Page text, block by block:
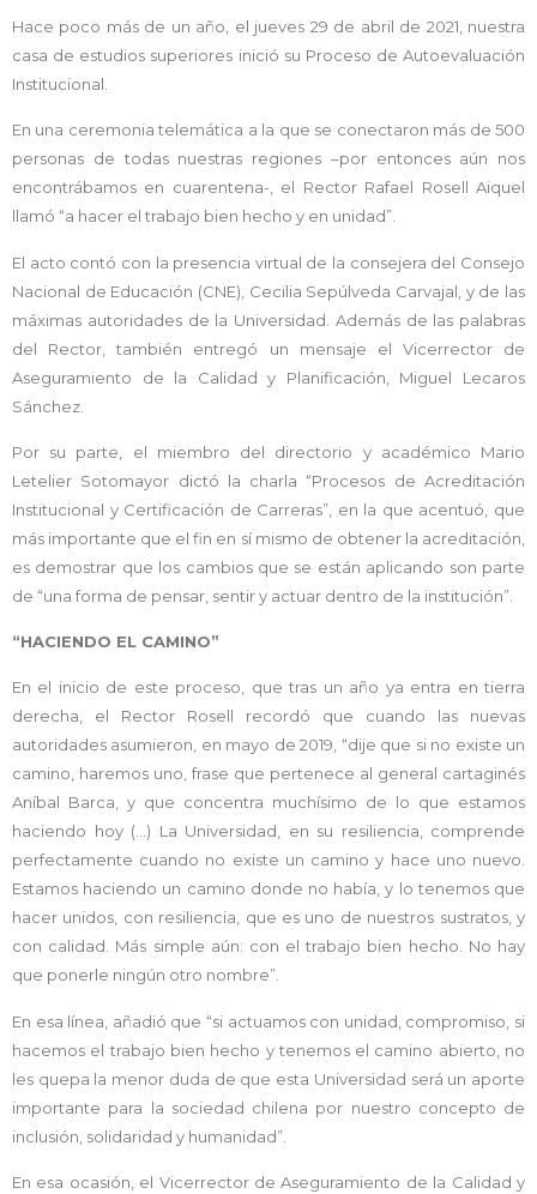
Hace poco más de un año, el jueves 29 de abril de 2021, nuestra
casa de estudios superiores inició su Proceso de Autoevaluación
Institucional.
En una ceremonia telemática a la que se conectaron más de 500
personas de todas nuestras regiones –por entonces aún nos
encontrábamos en cuarentena-, el Rector Rafael Rosell Aiquel
llamó “a hacer el trabajo bien hecho y en unidad”.
El acto contó con la presencia virtual de la consejera del Consejo
Nacional de Educación (CNE), Cecilia Sepúlveda Carvajal, y de las
máximas autoridades de la Universidad. Además de las palabras
del Rector, también entregó un mensaje el Vicerrector de
Aseguramiento de la Calidad y Planificación, Miguel Lecaros
Sánchez.
Por su parte, el miembro del directorio y académico Mario
Letelier Sotomayor dictó la charla “Procesos de Acreditación
Institucional y Certificación de Carreras”, en la que acentuó, que
más importante que el fin en sí mismo de obtener la acreditación,
es demostrar que los cambios que se están aplicando son parte
de “una forma de pensar, sentir y actuar dentro de la institución”.
“HACIENDO EL CAMINO”
En el inicio de este proceso, que tras un año ya entra en tierra
derecha, el Rector Rosell recordó que cuando las nuevas
autoridades asumieron, en mayo de 2019, “dije que si no existe un
camino, haremos uno, frase que pertenece al general cartaginés
Aníbal Barca, y que concentra muchísimo de lo que estamos
haciendo hoy (…) La Universidad, en su resiliencia, comprende
perfectamente cuando no existe un camino y hace uno nuevo.
Estamos haciendo un camino donde no había, y lo tenemos que
hacer unidos, con resiliencia, que es uno de nuestros sustratos, y
con calidad. Más simple aún: con el trabajo bien hecho. No hay
que ponerle ningún otro nombre”.
En esa línea, añadió que “si actuamos con unidad, compromiso, si
hacemos el trabajo bien hecho y tenemos el camino abierto, no
les quepa la menor duda de que esta Universidad será un aporte
importante para la sociedad chilena por nuestro concepto de
inclusión, solidaridad y humanidad”.
En esa ocasión, el Vicerrector de Aseguramiento de la Calidad y